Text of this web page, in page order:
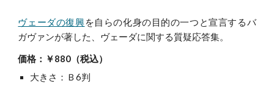
ヴェーダの復興を自らの化身の目的の一つと宣言するバ
ガヴァンが著した、ヴェーダに関する質疑応答集。
価格：￥880（税込）
大きさ：Ｂ6判